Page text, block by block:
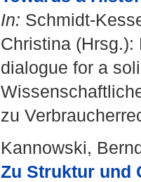
In:
Christina (Hrsg.):
dialogue for a
zu
Kannowski,
Zu Struktur und